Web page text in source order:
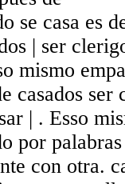
se casa es
| ser
mismo
casados
| . Esso
por
con otra.